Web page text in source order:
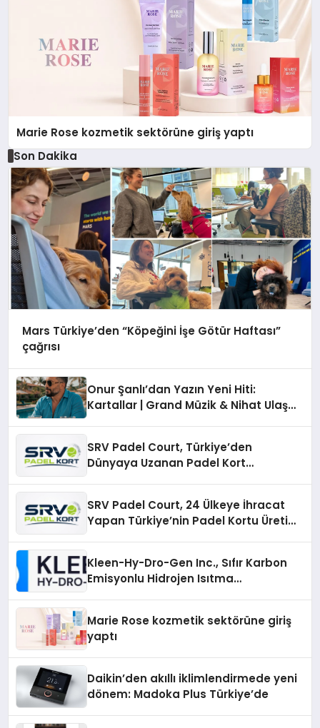
Marie Rose kozmetik sektörüne giriş yaptı
Son Dakika
Mars Türkiye’den “Köpeğini İşe Götür Haftası”
çağrısı
Onur Şanlı’dan Yazın Yeni Hiti:
Kartallar | Grand Müzik & Nihat Ulaş
SRV Padel Court, Türkiye’den
Dünyaya Uzanan Padel Kort
SRV Padel Court, 24 Ülkeye İhracat
Yapan Türkiye’nin Padel Kortu Üretim
Kleen-Hy-Dro-Gen Inc., Sıfır Karbon
Emisyonlu Hidrojen Isıtma
Marie Rose kozmetik sektörüne giriş
yaptı
Daikin’den akıllı iklimlendirmede yeni
dönem: Madoka Plus Türkiye’de